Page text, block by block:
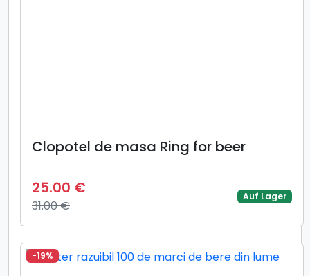
Clopotel de masa Ring for beer
25.00 €
31.00 €
Auf Lager
-19%